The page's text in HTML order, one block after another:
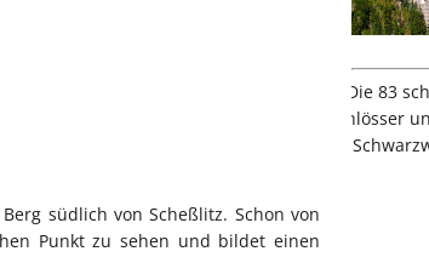
südlich von Scheßlitz. Schon von
Punkt zu sehen und bildet einen